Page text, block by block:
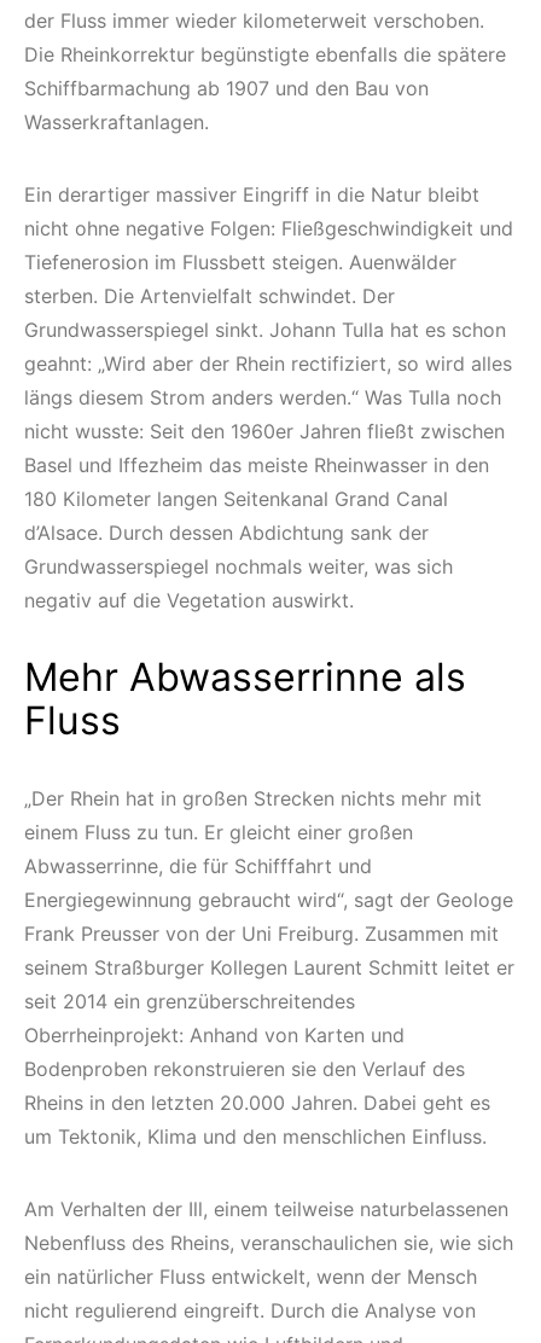
der Fluss immer wieder kilometerweit verschoben.
Die Rheinkorrektur begünstigte ebenfalls die spätere
Schiffbarmachung ab 1907 und den Bau von
Wasserkraftanlagen.
Ein derartiger massiver Eingriff in die Natur bleibt
nicht ohne negative Folgen: Fließgeschwindigkeit und
Tiefenerosion im Flussbett steigen. Auenwälder
sterben. Die Artenvielfalt schwindet. Der
Grundwasserspiegel sinkt. Johann Tulla hat es schon
geahnt: „Wird aber der Rhein rectifiziert, so wird alles
längs diesem Strom anders werden.“ Was Tulla noch
nicht wusste: Seit den 1960er Jahren fließt zwischen
Basel und Iffezheim das meiste Rheinwasser in den
180 Kilometer langen Seitenkanal Grand Canal
d’Alsace. Durch dessen Abdichtung sank der
Grundwasserspiegel nochmals weiter, was sich
negativ auf die Vegetation auswirkt.
Mehr Abwasserrinne als
Fluss
„Der Rhein hat in großen Strecken nichts mehr mit
einem Fluss zu tun. Er gleicht einer großen
Abwasserrinne, die für Schifffahrt und
Energiegewinnung gebraucht wird“, sagt der Geologe
Frank Preusser von der Uni Freiburg. Zusammen mit
seinem Straßburger Kollegen Laurent Schmitt leitet er
seit 2014 ein grenzüberschreitendes
Oberrheinprojekt: Anhand von Karten und
Bodenproben rekonstruieren sie den Verlauf des
Rheins in den letzten 20.000 Jahren. Dabei geht es
um Tektonik, Klima und den menschlichen Einfluss.
Am Verhalten der Ill, einem teilweise naturbelassenen
Nebenfluss des Rheins, veranschaulichen sie, wie sich
ein natürlicher Fluss entwickelt, wenn der Mensch
nicht regulierend eingreift. Durch die Analyse von